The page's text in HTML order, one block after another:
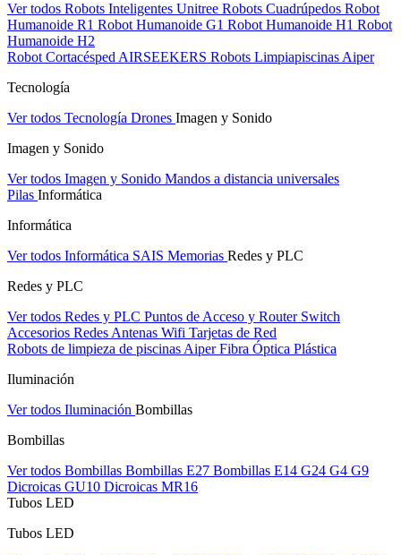
Ver todos Robots Inteligentes Unitree Robots Cuadrúpedos Robot
Humanoide R1 Robot Humanoide G1 Robot Humanoide H1 Robot
Humanoide H2
Robot Cortacésped AIRSEEKERS Robots Limpiapiscinas Aiper
Tecnología
Ver todos Tecnología Drones Imagen y Sonido
Imagen y Sonido
Ver todos Imagen y Sonido Mandos a distancia universales
Pilas Informática
Informática
Ver todos Informática SAIS Memorias Redes y PLC
Redes y PLC
Ver todos Redes y PLC Puntos de Acceso y Router Switch
Accesorios Redes Antenas Wifi Tarjetas de Red
Robots de limpieza de piscinas AiperFibra Óptica Plástica
Iluminación
Ver todos Iluminación Bombillas
Bombillas
Ver todos Bombillas Bombillas E27 Bombillas E14 G24 G4 G9
Dicroicas GU10 Dicroicas MR16
Tubos LED
Tubos LED